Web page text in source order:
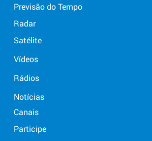
Previsão do Tempo
Radar
Satélite
Vídeos
Rádios
Notícias
Canais
Participe